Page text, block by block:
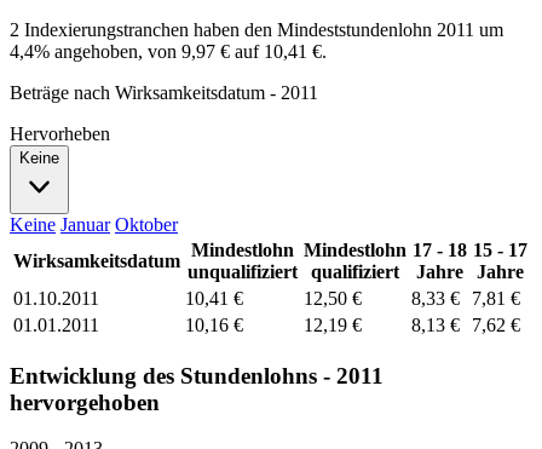
2 Indexierungstranchen haben den Mindeststundenlohn 2011 um
4,4% angehoben, von 9,97 € auf 10,41 €.
Beträge nach Wirksamkeitsdatum - 2011
Hervorheben
Keine
Keine Januar Oktober
Wirksamkeitsdatum
Mindestlohn
unqualifiziert
Mindestlohn
qualifiziert
17 - 18
Jahre
15 - 17
Jahre
01.10.2011
10,41 € 12,50 € 8,33 €
7,81 €
01.01.2011
10,16 € 12,19 € 8,13 € 7,62 €
Entwicklung des Stundenlohns - 2011
hervorgehoben